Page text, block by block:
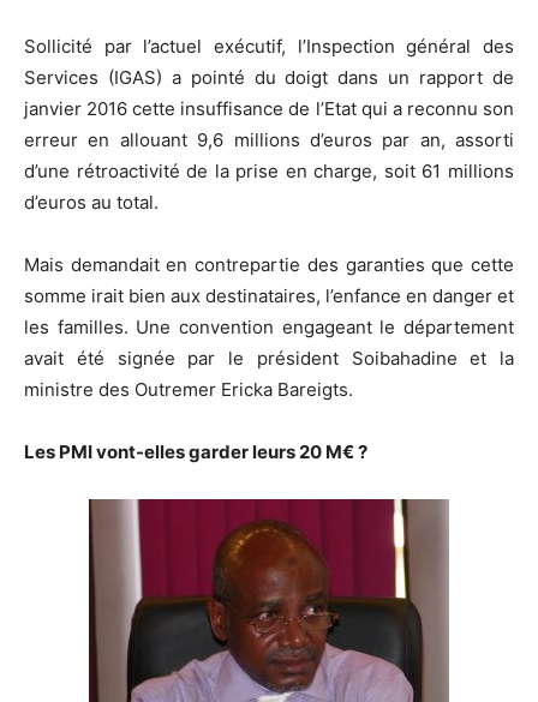
Sollicité par l’actuel exécutif, l’Inspection général des
Services (IGAS) a pointé du doigt dans un rapport de
janvier 2016 cette insuffisance de l’Etat qui a reconnu son
erreur en allouant 9,6 millions d’euros par an, assorti
d’une rétroactivité de la prise en charge, soit 61 millions
d’euros au total.
Mais demandait en contrepartie des garanties que cette
somme irait bien aux destinataires, l’enfance en danger et
les familles. Une convention engageant le département
avait été signée par le président Soibahadine et la
ministre des Outremer Ericka Bareigts.
Les PMI vont-elles garder leurs 20 M€ ?